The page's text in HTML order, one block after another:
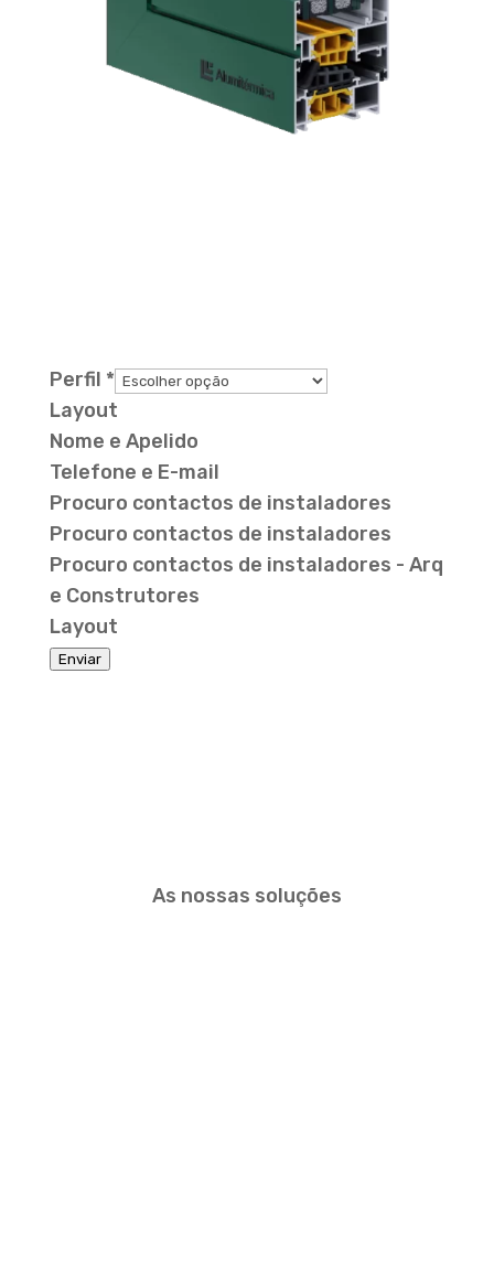
Perfil *
Layout
Nome e Apelido
Telefone e E-mail
Procuro contactos de instaladores
Procuro contactos de instaladores
Procuro contactos de instaladores - Arq
e Construtores
Layout
Enviar
As nossas soluções